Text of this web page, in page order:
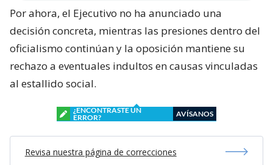
Por ahora, el Ejecutivo no ha anunciado una
decisión concreta, mientras las presiones dentro del
oficialismo continúan y la oposición mantiene su
rechazo a eventuales indultos en causas vinculadas
al estallido social.
¿ENCONTRASTE UN
ERROR?
AVÍSANOS
Revisa nuestra página de correcciones